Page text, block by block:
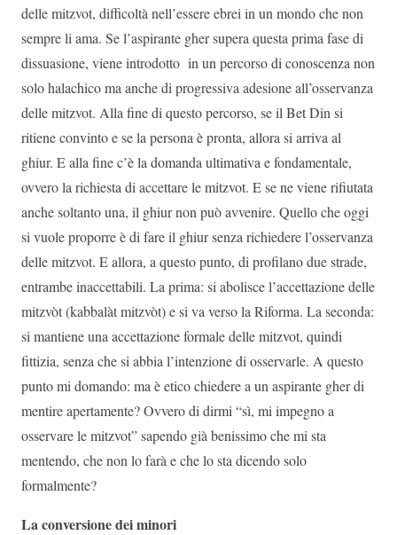
delle mitzvot, difficoltà nell’essere ebrei in un mondo che non
sempre li ama. Se l’aspirante gher supera questa prima fase di
dissuasione, viene introdotto in un percorso di conoscenza non
solo halachico ma anche di progressiva adesione all’osservanza
delle mitzvot. Alla fine di questo percorso, se il Bet Din si
ritiene convinto e se la persona è pronta, allora si arriva al
ghiur. E alla fine c’è la domanda ultimativa e fondamentale,
ovvero la richiesta di accettare le mitzvot. E se ne viene rifiutata
anche soltanto una, il ghiur non può avvenire. Quello che oggi
si vuole proporre è di fare il ghiur senza richiedere l’osservanza
delle mitzvot. E allora, a questo punto, di profilano due strade,
entrambe inaccettabili. La prima: si abolisce l’accettazione delle
mitzvòt (kabbalàt mitzvòt) e si va verso la Riforma. La seconda:
si mantiene una accettazione formale delle mitzvot, quindi
fittizia, senza che si abbia l’intenzione di osservarle. A questo
punto mi domando: ma è etico chiedere a un aspirante gher di
mentire apertamente? Ovvero di dirmi “sì, mi impegno a
osservare le mitzvot” sapendo già benissimo che mi sta
mentendo, che non lo farà e che lo sta dicendo solo
formalmente?
La conversione dei minori